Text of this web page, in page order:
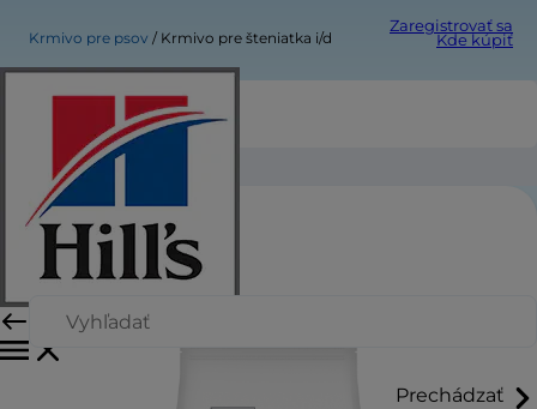
Zaregistrovať sa
Kde kúpiť
Prechádzať
Krmivo pre psov Krmivo pre šteniatka i/d
Krmivo pre šteniatka i/d